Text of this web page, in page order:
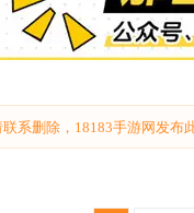
系删除，18183手游网发布